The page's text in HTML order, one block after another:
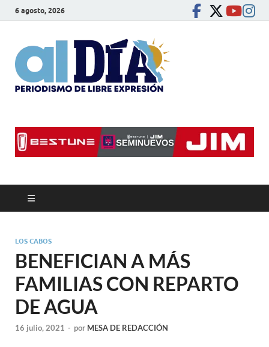
6 agosto, 2026
LOS CABOS
BENEFICIAN A MÁS
FAMILIAS CON REPARTO
DE AGUA
16 julio, 2021 - por MESA DE REDACCIÓN